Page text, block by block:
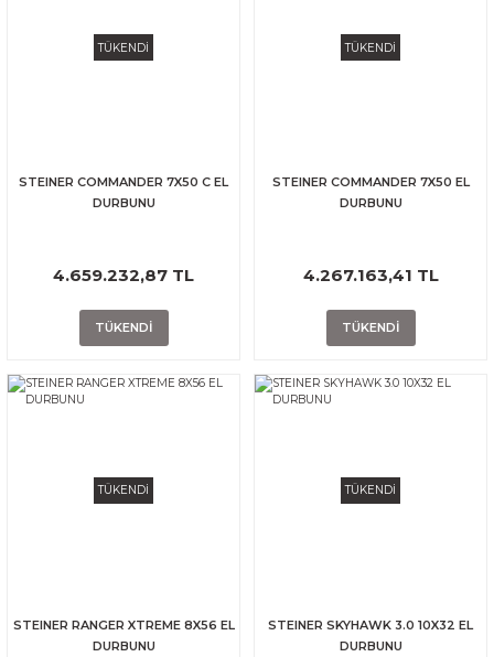
TÜKENDİ
STEINER COMMANDER 7X50 C EL
DURBUNU
4.659.232,87 TL
TÜKENDİ
TÜKENDİ
STEINER COMMANDER 7X50 EL
DURBUNU
4.267.163,41 TL
TÜKENDİ
TÜKENDİ
STEINER RANGER XTREME 8X56 EL
DURBUNU
TÜKENDİ
STEINER SKYHAWK 3.0 10X32 EL
DURBUNU